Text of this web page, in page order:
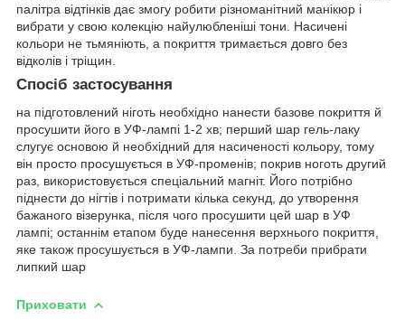
палітра відтінків дає змогу робити різноманітний манікюр і
вибрати у свою колекцію найулюбленіші тони. Насичені
кольори не тьмяніють, а покриття тримається довго без
відколів і тріщин.
Спосіб застосування
на підготовлений ніготь необхідно нанести базове покриття й
просушити його в УФ-лампі 1-2 хв; перший шар гель-лаку
слугує основою й необхідний для насиченості кольору, тому
він просто просушується в УФ-променів; покрив ноготь другий
раз, використовується спеціальний магніт. Його потрібно
піднести до нігтів і потримати кілька секунд, до утворення
бажаного візерунка, після чого просушити цей шар в УФ
лампі; останнім етапом буде нанесення верхнього покриття,
яке також просушується в УФ-лампи. За потреби прибрати
липкий шар
Приховати